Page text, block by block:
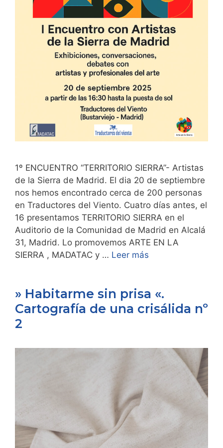
1º ENCUENTRO “TERRITORIO SIERRA”- Artistas
de la Sierra de Madrid. El dia 20 de septiembre
nos hemos encontrado cerca de 200 personas
en Traductores del Viento. Cuatro días antes, el
16 presentamos TERRITORIO SIERRA en el
Auditorio de la Comunidad de Madrid en Alcalá
31, Madrid. Lo promovemos ARTE EN LA
SIERRA , MADATAC y … Leer más
» Habitarme sin prisa «.
Cartografía de una crisálida nº
2